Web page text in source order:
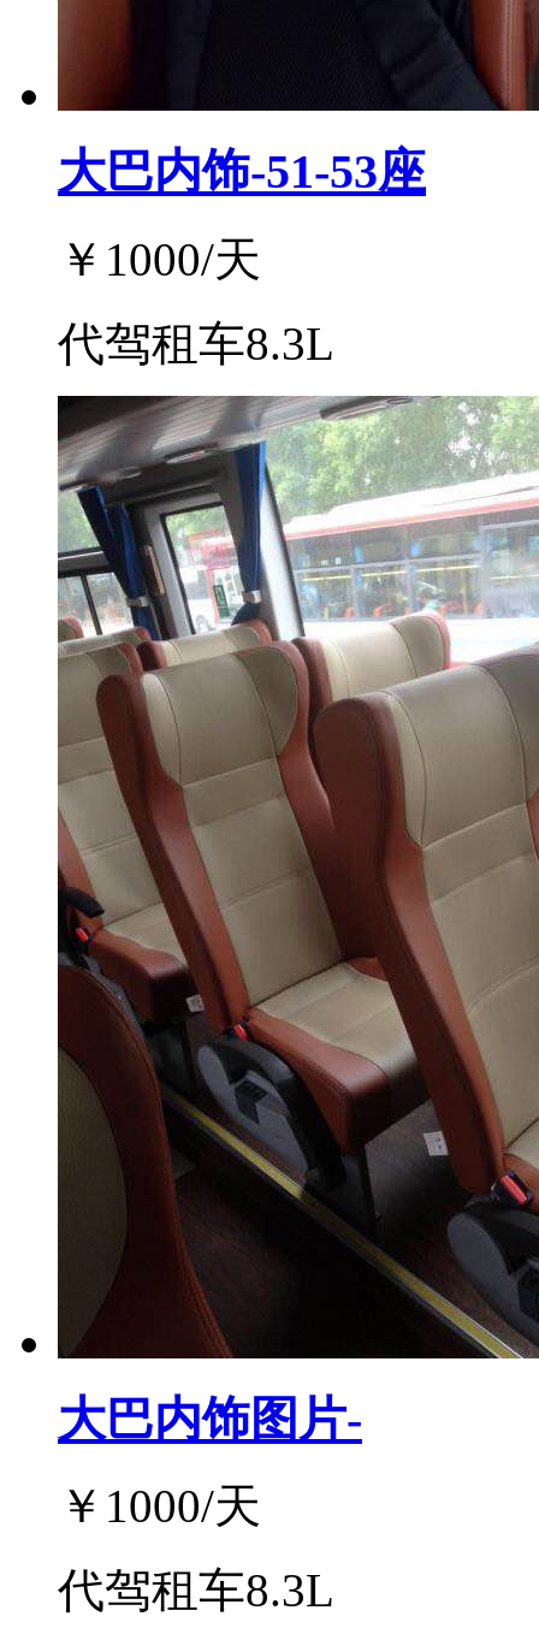
大巴内饰-51-53座
￥ 1000/天
代驾租车8.3L
大巴内饰图片-
￥ 1000/天
代驾租车8.3L